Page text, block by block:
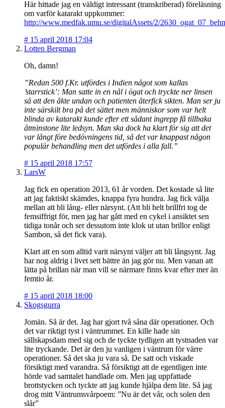
Här hittade jag en väldigt intressant (transkriberad) föreläsning
om varför katarakt uppkommer:
http://www.medfak.umu.se/digitalAssets/2/
# 15 april 2018 17:04
Lotten Bergman
Oh, damn!
”Redan 500 f.Kr. utfördes i Indien något som kallas
’starrstick’: Man satte in en nål i ögat och tryckte ner linsen
så att den åkte undan och patienten återfick sikten. Man ser ju
inte särskilt bra på det sättet men människor som var helt
blinda av katarakt kunde efter ett sådant ingrepp få tillbaka
åtminstone lite ledsyn. Man ska dock ha klart för sig att det
var långt före bedövningens tid, så det var knappast någon
populär behandling men det utfördes i alla fall.”
# 15 april 2018 17:57
LarsW
Jag fick en operation 2013, 61 år vorden. Det kostade så lite
att jag faktiskt skämdes, knappa fyra hundra. Jag fick välja
mellan att bli lång- eller närsynt. (Att bli helt brillfri tog de
femsiffrigt för, men jag har gått med en cykel i ansiktet sen
tidiga tonår och ser dessutom inte klok ut utan brillor enligt
Sambon, så det fick vara).
Klart att en som alltid varit närsynt väljer att bli långsynt. Jag
har nog aldrig i livet sett bättre än jag gör nu. Men vanan att
lätta på brillan när man vill se närmare finns kvar efter mer än
femtio år.
# 15 april 2018 18:00
Skogsgurra
Jomän. Så är det. Jag har gjort två såna där operationer. Och
det var riktigt tyst i väntrummet. En kille hade sin
sällskapsdam med sig och de tyckte tydligen att tystnaden var
lite tryckande. Det är den ju vanligen i väntrum för värre
operationer. Så det ska ju vara så. De satt och viskade
försiktigt med varandra. Så försiktigt att de egentligen inte
hörde vad samtalet handlade om. Men jag uppfattade
brottstycken och tyckte att jag kunde hjälpa dem lite. Så jag
drog mitt Väntrumsvårpoem: ”Nu är det vår, och solen den
slår”